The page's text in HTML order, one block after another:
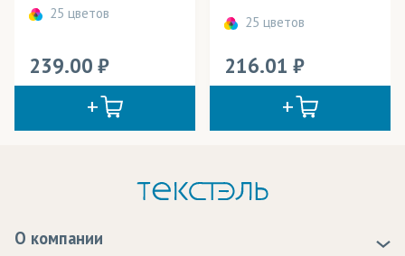
25 цветов
239.00
25 цветов
216.01
О компании